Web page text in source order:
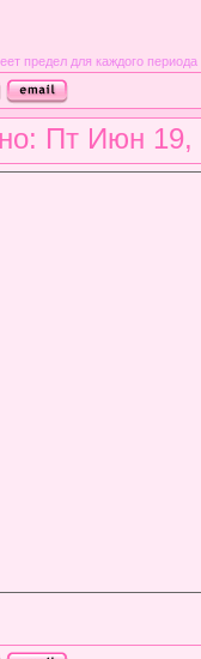
предел для каждого периода
Пт Июн 19,